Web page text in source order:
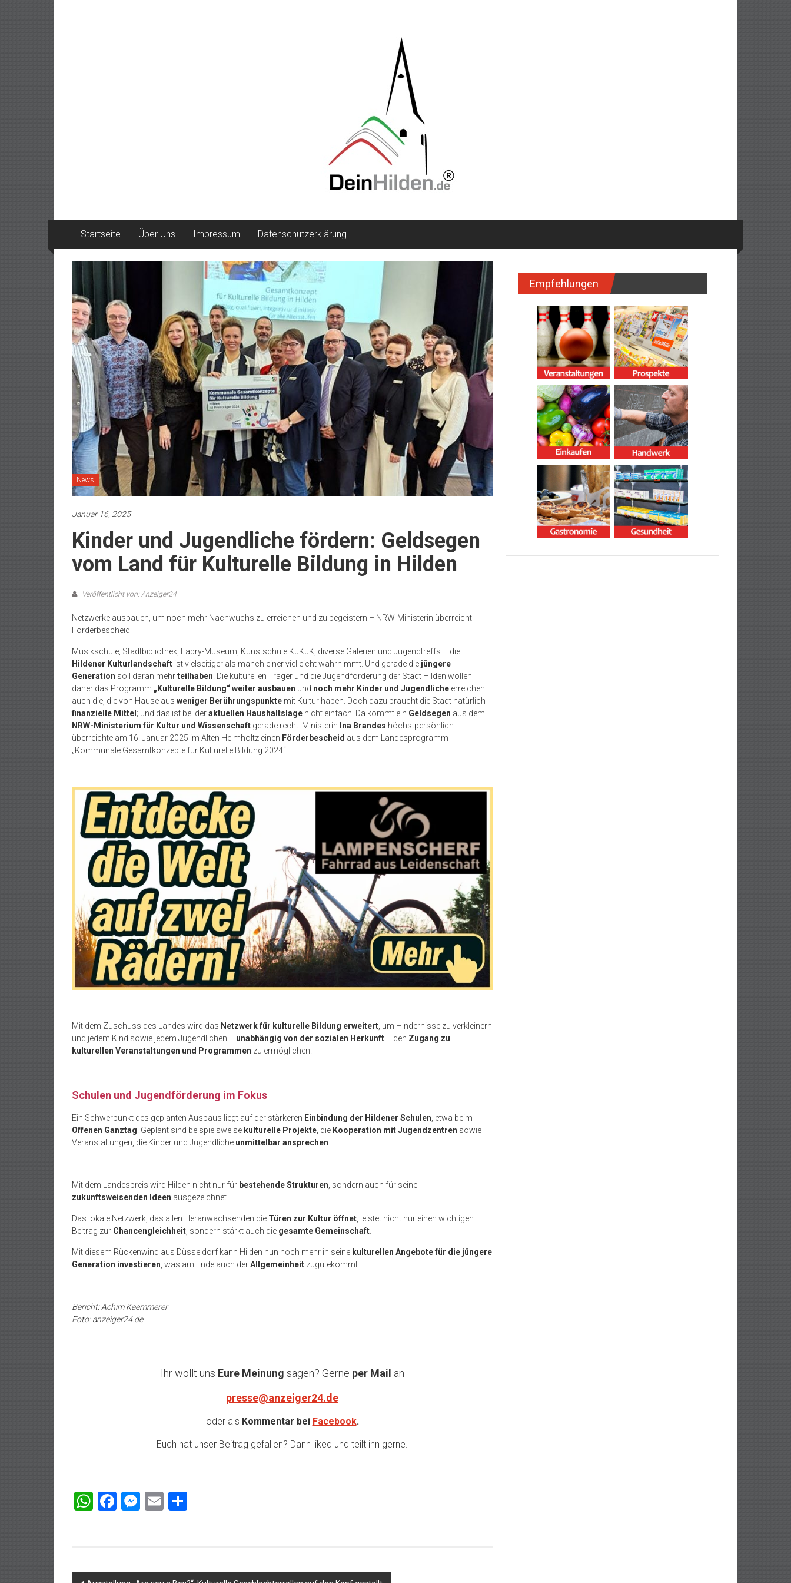
Startseite Über Uns Impressum Datenschutzerklärung
News
Januar 16, 2025
Kinder und Jugendliche fördern: Geldsegen
vom Land für Kulturelle Bildung in Hilden
Veröffentlicht von: Anzeiger24
Netzwerke ausbauen, um noch mehr Nachwuchs zu erreichen und zu begeistern – NRW-Ministerin überreicht
Förderbescheid
Musikschule, Stadtbibliothek, Fabry-Museum, Kunstschule KuKuK, diverse Galerien und Jugendtreffs – die
Hildener Kulturlandschaft ist vielseitiger als manch einer vielleicht wahrnimmt. Und gerade die jüngere
Generation soll daran mehrteilhaben . Die kulturellen Träger und die Jugendförderung der Stadt Hilden wollen
daher das Programm „Kulturelle Bildung“ weiter ausbauen und noch mehr Kinder und Jugendliche erreichen –
auch die, die von Hause aus weniger Berührungspunkte mit Kultur haben. Doch dazu braucht die Stadt natürlich
finanzielle Mittel ; und das ist bei deraktuellen Haushaltslage nicht einfach. Da kommt ein Geldsegen aus dem
NRW-Ministerium für Kultur und Wissenschaft gerade recht: Ministerin Ina Brandes höchstpersönlich
überreichte am 16. Januar 2025 im Alten Helmholtz einen Förderbescheid aus dem Landesprogramm
„Kommunale Gesamtkonzepte für Kulturelle Bildung 2024“.
Mit dem Zuschuss des Landes wird das Netzwerk für kulturelle Bildung erweitert , um Hindernisse zu verkleinern
und jedem Kind sowie jedem Jugendlichen – unabhängig von der sozialen Herkunft – den Zugang zu
kulturellen Veranstaltungen und Programmen zu ermöglichen.
Schulen und Jugendförderung im Fokus
Ein Schwerpunkt des geplanten Ausbaus liegt auf der stärkeren Einbindung der Hildener Schulen , etwa beim
Offenen Ganztag . Geplant sind beispielsweise kulturelle Projekte , die Kooperation mit Jugendzentren sowie
Veranstaltungen, die Kinder und Jugendliche unmittelbar ansprechen
Mit dem Landespreis wird Hilden nicht nur für bestehende Strukturen , sondern auch für seine
zukunftsweisenden Ideen ausgezeichnet.
Das lokale Netzwerk, das allen Heranwachsenden die Türen zur Kultur öffnet , leistet nicht nur einen wichtigen
Beitrag zur Chancengleichheit , sondern stärkt auch die gesamte Gemeinschaft
Mit diesem Rückenwind aus Düsseldorf kann Hilden nun noch mehr in seine kulturellen Angebote für die jüngere
Generation investieren , was am Ende auch derAllgemeinheit zugutekommt.
Bericht: Achim Kaemmerer
Foto: anzeiger24.de
Ihr wollt uns Eure Meinung sagen? Gerne per Mail an
presse@anzeiger24.de
oder als Kommentar bei Facebook.
Euch hat unser Beitrag gefallen? Dann liked und teilt ihn gerne.
WhatsApp
Facebook
Messenger
Email
Empfehlungen